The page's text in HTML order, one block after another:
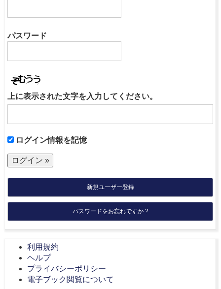
パスワード
上に表示された文字を入力してください。
ログイン情報を記憶
新規ユーザー登録
パスワードをお忘れですか ?
利用規約
ヘルプ
プライバシーポリシー
電子ブック閲覧について